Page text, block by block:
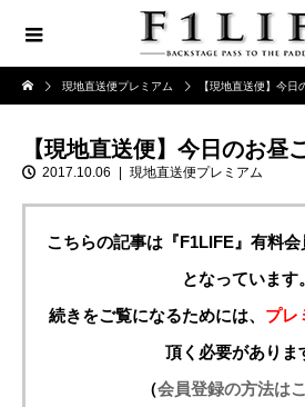
現地直送便プレミアム 【現地直送便】今日
【現地直送便】今日のお昼
2017.10.06 現地直送便プレミアム
こちらの記事は『F1LIFE』有料
となっています。
続きをご覧になるためには、 プレ
頂く必要がありま
（会員登録の方法は